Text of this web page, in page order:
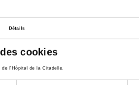
Détails
cookies
l'Hôpital de la Citadelle.
SERVICES